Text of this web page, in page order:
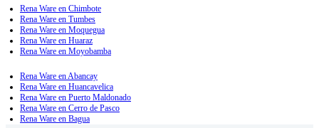
Rena Ware en Chimbote
Rena Ware en Tumbes
Rena Ware en Moquegua
Rena Ware en Huaraz
Rena Ware en Moyobamba
Rena Ware en Abancay
Rena Ware en Huancavelica
Rena Ware en Puerto Maldonado
Rena Ware en Cerro de Pasco
Rena Ware en Bagua